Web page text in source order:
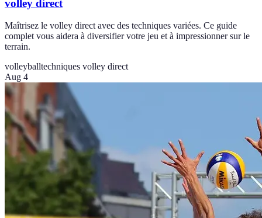
volley direct
Maîtrisez le volley direct avec des techniques variées. Ce guide
complet vous aidera à diversifier votre jeu et à impressionner sur le
terrain.
volleyballtechniques volley direct
Aug 4